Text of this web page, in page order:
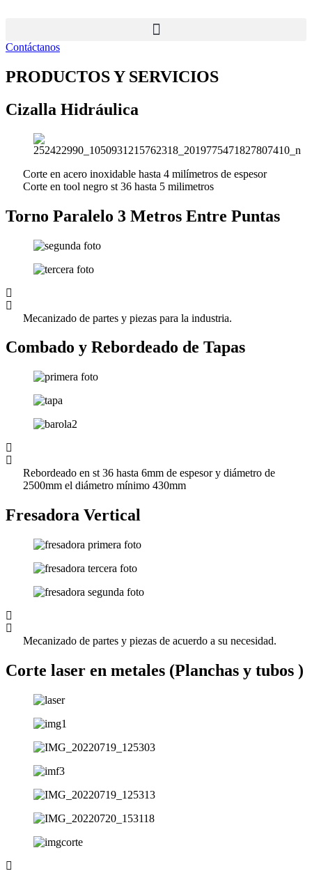
Contáctanos
PRODUCTOS Y SERVICIOS
Cizalla Hidráulica
Corte en acero inoxidable hasta 4 milímetros de espesor
Corte en tool negro st 36 hasta 5 milimetros
Torno Paralelo 3 Metros Entre Puntas
Mecanizado de partes y piezas para la industria.
Combado y Rebordeado de Tapas
Rebordeado en st 36 hasta 6mm de espesor y diámetro de
2500mm el diámetro mínimo 430mm
Fresadora Vertical
Mecanizado de partes y piezas de acuerdo a su necesidad.
Corte laser en metales (Planchas y tubos )